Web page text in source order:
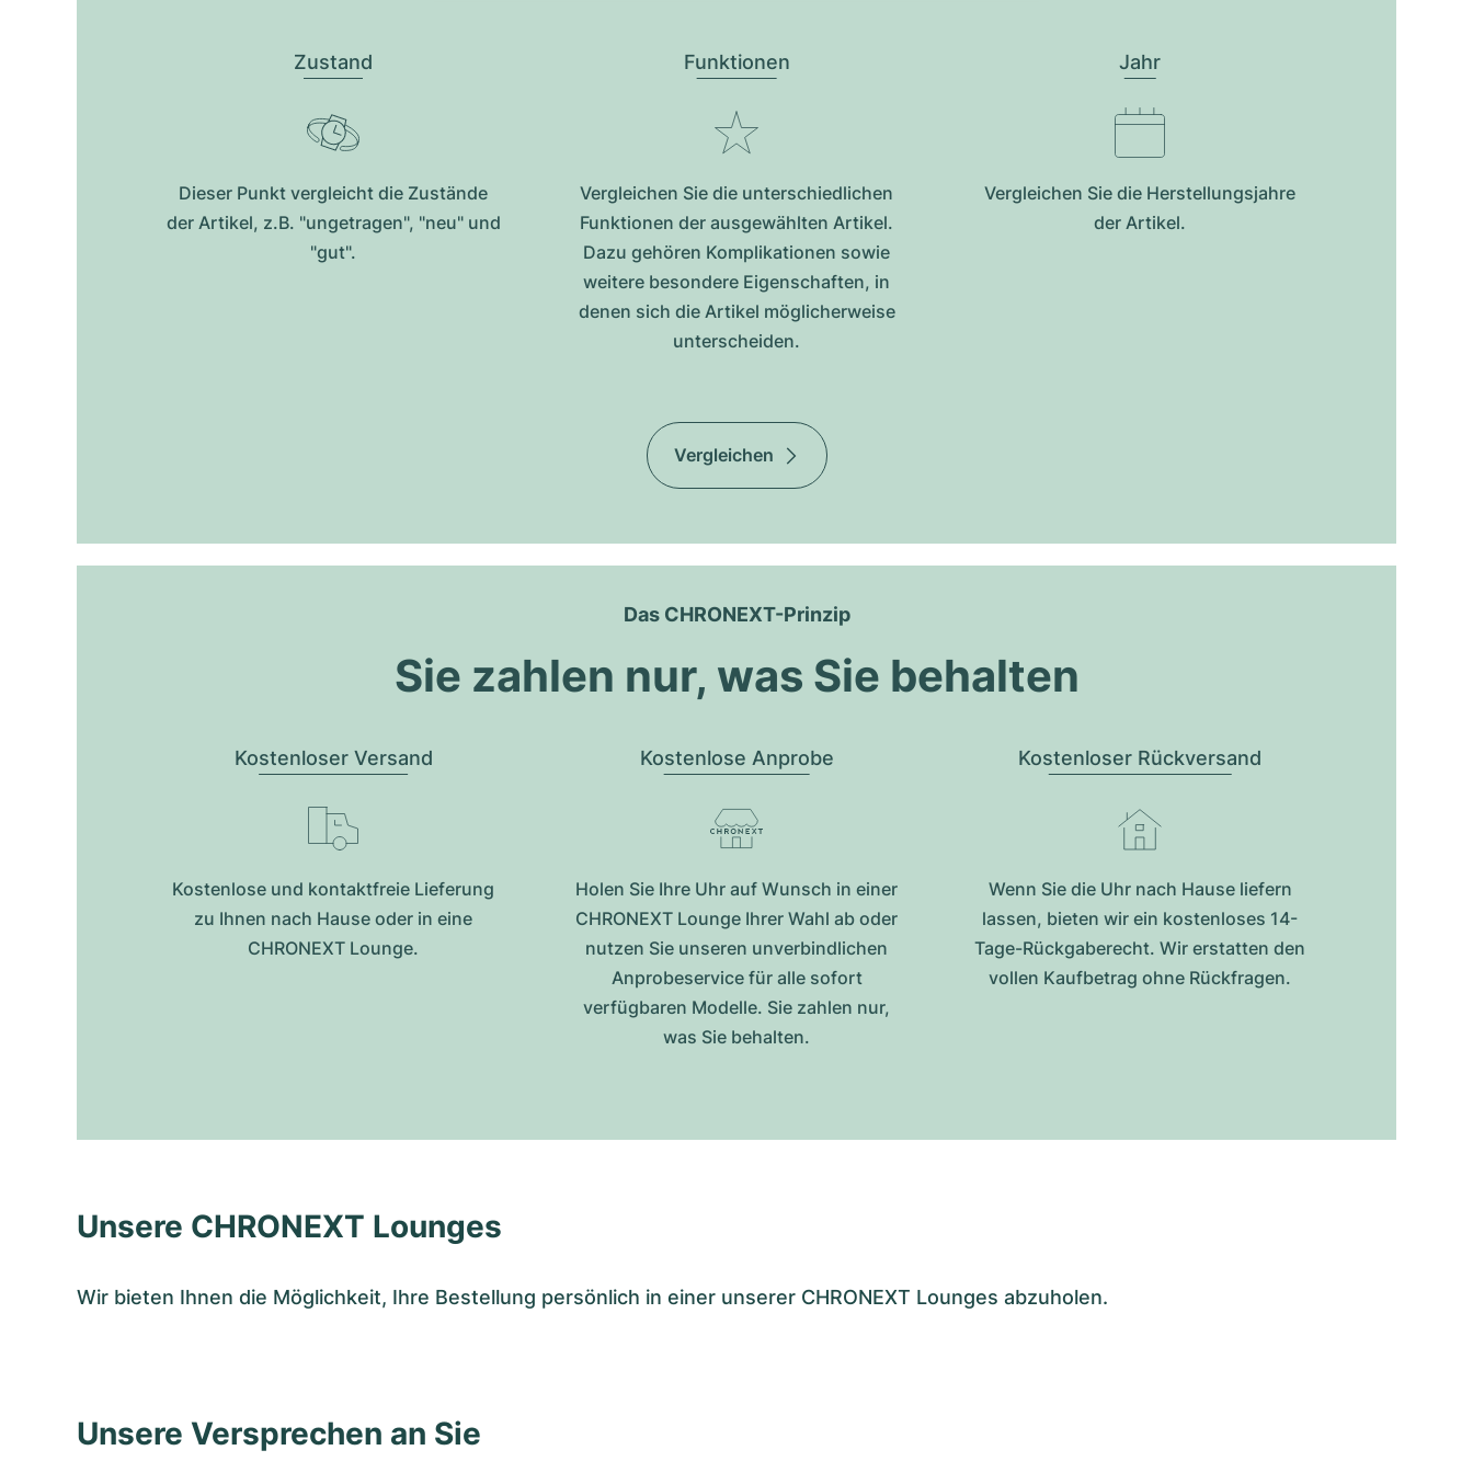
Zustand
Dieser Punkt vergleicht die Zustände
der Artikel, z.B. "ungetragen", "neu" und
"gut".
Funktionen
Vergleichen Sie die unterschiedlichen
Funktionen der ausgewählten Artikel.
Dazu gehören Komplikationen sowie
weitere besondere Eigenschaften, in
denen sich die Artikel möglicherweise
unterscheiden.
Jahr
Vergleichen Sie die Herstellungsjahre
der Artikel.
Vergleichen
Das CHRONEXT-Prinzip
Sie zahlen nur, was Sie behalten
Kostenloser Versand
Kostenlose und kontaktfreie Lieferung
zu Ihnen nach Hause oder in eine
CHRONEXT Lounge.
Kostenlose Anprobe
Holen Sie Ihre Uhr auf Wunsch in einer
CHRONEXT Lounge Ihrer Wahl ab oder
nutzen Sie unseren unverbindlichen
Anprobeservice für alle sofort
verfügbaren Modelle. Sie zahlen nur,
was Sie behalten.
Kostenloser Rückversand
Wenn Sie die Uhr nach Hause liefern
lassen, bieten wir ein kostenloses 14-
Tage-Rückgaberecht. Wir erstatten den
vollen Kaufbetrag ohne Rückfragen.
Unsere CHRONEXT Lounges
Wir bieten Ihnen die Möglichkeit, Ihre Bestellung persönlich in einer unserer CHRONEXT Lounges abzuholen.
Unsere Versprechen an Sie